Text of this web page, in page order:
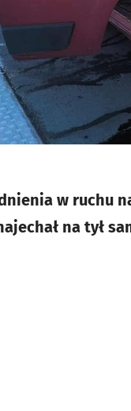
w ruchu
na tył